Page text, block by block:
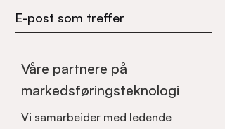
E-post som treffer
Våre partnere på
markedsføringsteknologi
Vi samarbeider med ledende